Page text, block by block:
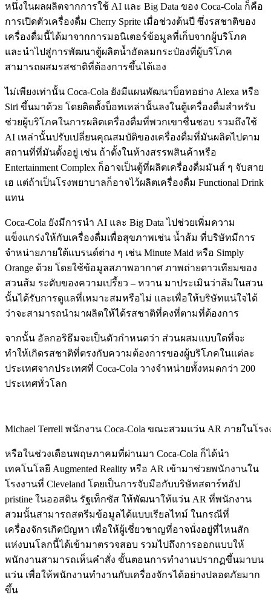
หนึ่งในผลผลิตจากการใช้ AI และ Big Data ของ Coca-Cola ก็คือ
การเปิดตัวเครื่องดื่ม Cherry Sprite เมื่อช่วงต้นปี ซึ่งรสชาติของ
เครื่องดื่มนี้ได้มาจากการมอนิเตอร์ข้อมูลที่เก็บจากผู้บริโภค
และนำไปสู่การพัฒนาตู้ผลิตน้ำอัดลมกระป๋องที่ผู้บริโภค
สามารถผสมรสชาติที่ต้องการขึ้นได้เอง
ไม่เพียงเท่านั้น Coca-Cola ยังมีแผนพัฒนาบ็อทอย่าง Alexa หรือ
Siri ขึ้นมาด้วย โดยติดตั้งบ็อทเหล่านั้นลงในตู้เครื่องดื่มสำหรับ
ช่วยผู้บริโภคในการผลิตเครื่องดื่มที่พวกเขาชื่นชอบ รวมถึงใช้
AI เหล่านั้นปรับเปลี่ยนคุณสมบัติของเครื่องดื่มที่มันผลิตไปตาม
สถานที่ที่มันตั้งอยู่ เช่น ถ้าตั้งในห้างสรรพสินค้าหรือ
Entertainment Complex ก็อาจเป็นตู้ที่ผลิตเครื่องดื่มมันส์ ๆ จับสาย
เฮ แต่ถ้าเป็นโรงพยาบาลก็อาจไว้ผลิตเครื่องดื่ม Functional Drink
แทน
Coca-Cola ยังมีการนำ AI และ Big Data ไปช่วยเพิ่มความ
แข็งแกร่งให้กับเครื่องดื่มเพื่อสุขภาพเช่น น้ำส้ม ที่บริษัทมีการ
จำหน่ายภายใต้แบรนด์ต่าง ๆ เช่น Minute Maid หรือ Simply
Orange ด้วย โดยใช้ข้อมูลสภาพอากาศ ภาพถ่ายดาวเทียมของ
สวนส้ม ระดับของความเปรี้ยว – หวาน มาประเมินว่าส้มในสวน
นั้นได้รับการดูแลที่เหมาะสมหรือไม่ และเพื่อให้บริษัทแน่ใจได้
ว่าจะสามารถนำมาผลิตให้ได้รสชาติที่คงที่ตามที่ต้องการ
จากนั้น อัลกอริธึมจะเป็นตัวกำหนดว่า ส่วนผสมแบบใดที่จะ
ทำให้เกิดรสชาติที่ตรงกับความต้องการของผู้บริโภคในแต่ละ
ประเทศจากประเทศที่ Coca-Cola วางจำหน่ายทั้งหมดกว่า 200
ประเทศทั่วโลก
Michael Terrell พนักงาน Coca-Cola ขณะสวมแว่น AR ภายในโร
หรือในช่วงเดือนพฤษภาคมที่ผ่านมา Coca-Cola ก็ได้นำ
เทคโนโลยี Augmented Reality หรือ AR เข้ามาช่วยพนักงานใน
โรงงานที่ Cleveland โดยเป็นการจับมือกับบริษัทสตาร์ทอัป
pristine ในออสติน รัฐเท็กซัส ให้พัฒนาให้แว่น AR ที่พนักงาน
สวมนั้นสามารถสตรีมข้อมูลได้แบบเรียลไทม์ ในกรณีที่
เครื่องจักรเกิดปัญหา เพื่อให้ผู้เชี่ยวชาญที่อาจนั่งอยู่ที่ไหนสัก
แห่งบนโลกนี้ได้เข้ามาตรวจสอบ รวมไปถึงการออกแบบให้
พนักงานสามารถเห็นคำสั่ง ขั้นตอนการทำงานปรากฏขึ้นมาบน
แว่น เพื่อให้พนักงานทำงานกับเครื่องจักรได้อย่างปลอดภัยมาก
ขึ้น